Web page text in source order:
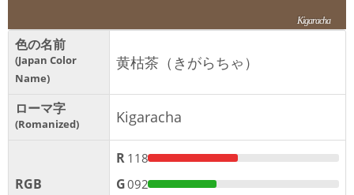
Kigaracha
色の名前
Japan Color
Name
黄枯茶（きがらちゃ）
ローマ字
Romanized Kigaracha
RGB
R 118
G092